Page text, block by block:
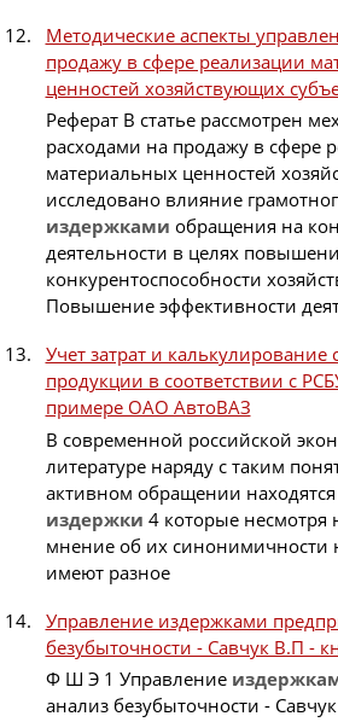
Методические аспекты
продажу в сфере реализации
ценностей хозяйствующих
Реферат В статье рассмотрен
расходами на продажу в сфере
материальных ценностей
исследовано влияние
издержками обращения на
деятельности в целях
конкурентоспособности
Повышение эффективности
Учет затрат и калькулирование
продукции в соответствии с
примере ОАО АвтоВАЗ
В современной российской
литературе наряду с таким
активном обращении
издержки 4 которые несмотря
мнение об их синонимичности
имеют разное
Управление издержками
безубыточности - Савчук В.П -
Ф Ш Э 1 Управление
анализ безубыточности -